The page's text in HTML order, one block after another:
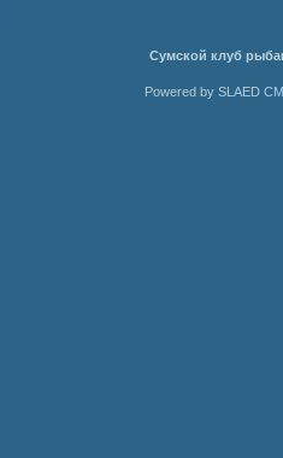
Сумской клуб
Powered by SLAED